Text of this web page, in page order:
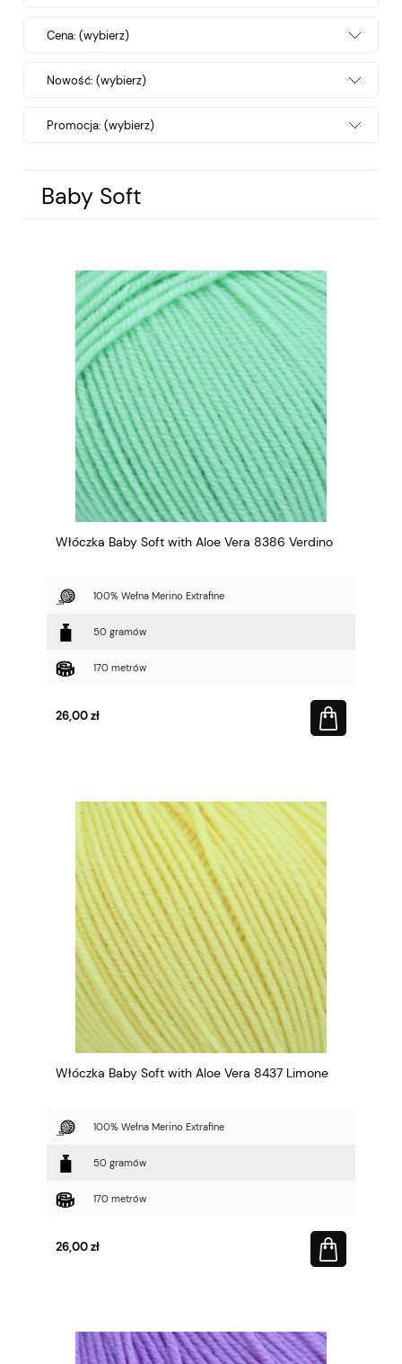
Cena: (wybierz)
Nowość: (wybierz)
Promocja: (wybierz)
Baby Soft
Włóczka Baby Soft with Aloe Vera 8386 Verdino
100% Wełna Merino Extrafine
50 gramów
170 metrów
26,00 zł
Włóczka Baby Soft with Aloe Vera 8437 Limone
100% Wełna Merino Extrafine
50 gramów
170 metrów
26,00 zł